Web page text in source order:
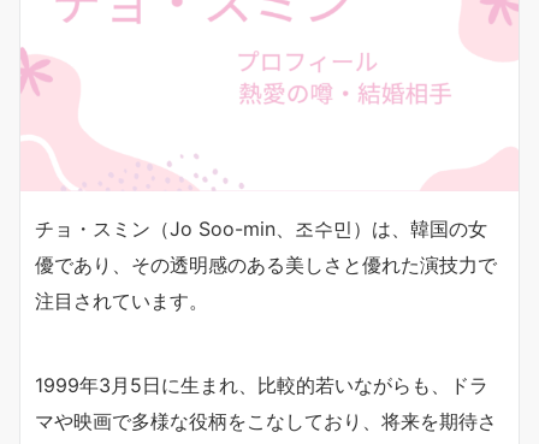
チョ・スミン（Jo Soo-min、조수민）は、韓国の女
優であり、その透明感のある美しさと優れた演技力で
注目されています。
1999年3月5日に生まれ、比較的若いながらも、ドラ
マや映画で多様な役柄をこなしており、将来を期待さ